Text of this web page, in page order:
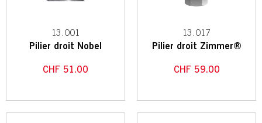
13.001
Pilier droit Nobel
CHF 51.00
13.017
Pilier droit Zimmer®
CHF 59.00